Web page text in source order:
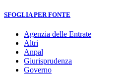
SFOGLIA PER FONTE
Agenzia delle Entrate
Altri
Anpal
Giurisprudenza
Governo